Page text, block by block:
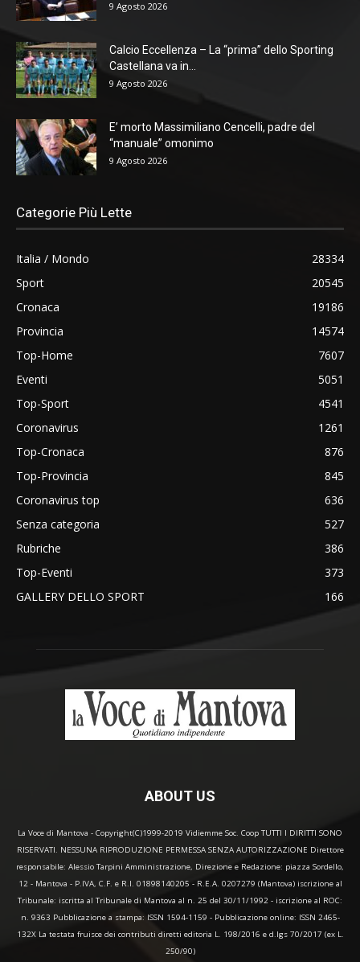
9 Agosto 2026
Calcio Eccellenza – La “prima” dello Sporting
Castellana va in...
9 Agosto 2026
E’ morto Massimiliano Cencelli, padre del
“manuale” omonimo
9 Agosto 2026
Categorie Più Lette
Italia / Mondo
28334
Sport
20545
Cronaca
19186
Provincia
14574
Top-Home
7607
Eventi
5051
Top-Sport
4541
Coronavirus
1261
Top-Cronaca
876
Top-Provincia
845
Coronavirus top
636
Senza categoria
527
Rubriche
386
Top-Eventi
373
GALLERY DELLO SPORT
166
ABOUT US
La Voce di Mantova - Copyright(C)1999-2019 Vidiemme Soc. Coop TUTTI I DIRITTI SONO
RISERVATI. NESSUNA RIPRODUZIONE PERMESSA SENZA AUTORIZZAZIONE Direttore
responsabile: Alessio Tarpini Amministrazione, Direzione e Redazione: piazza Sordello,
12 - Mantova - P.IVA, C.F. e R.I. 01898140205 - R.E.A. 0207279 (Mantova) iscrizione al
Tribunale: iscritta al Tribunale di Mantova al n. 25 del 30/11/1992 - iscrizione al ROC:
n. 9363 Pubblicazione a stampa: ISSN 1594-1159 - Pubblicazione online: ISSN 2465-
132X La testata fruisce dei contributi diretti editoria L. 198/2016 e d.lgs 70/2017 (ex L.
250/90)